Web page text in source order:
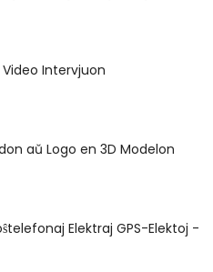
Video Intervjuon
aŭ Logo en 3D Modelon
Elektraj GPS-Elektoj -